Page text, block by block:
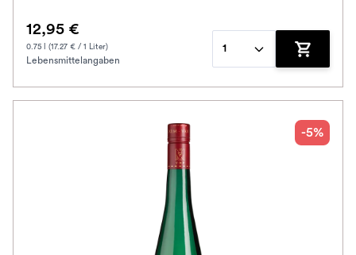
12,95 €
0.75 l (17.27 € / 1 Liter)
Lebensmittelangaben
1
Zum
-5%